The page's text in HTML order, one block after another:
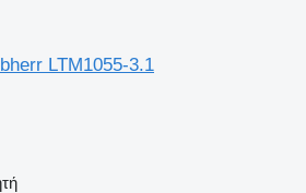
LTM1055-3.1